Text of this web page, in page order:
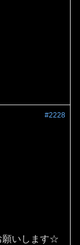
#2228
願いします☆